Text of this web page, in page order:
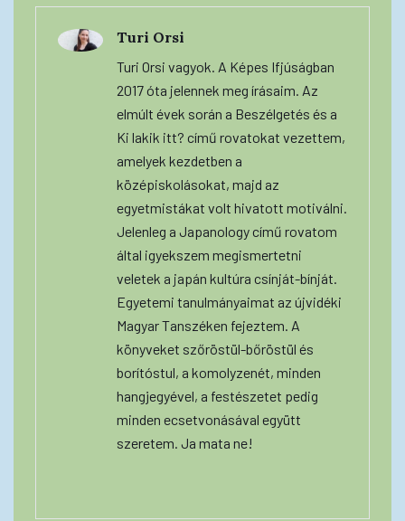
Turi Orsi
Turi Orsi vagyok. A Képes Ifjúságban
2017 óta jelennek meg írásaim. Az
elmúlt évek során a Beszélgetés és a
Ki lakik itt? című rovatokat vezettem,
amelyek kezdetben a
középiskolásokat, majd az
egyetmistákat volt hivatott motiválni.
Jelenleg a Japanology című rovatom
által igyekszem megismertetni
veletek a japán kultúra csínját-bínját.
Egyetemi tanulmányaimat az újvidéki
Magyar Tanszéken fejeztem. A
könyveket szőröstül-bőröstül és
borítóstul, a komolyzenét, minden
hangjegyével, a festészetet pedig
minden ecsetvonásával együtt
szeretem. Ja mata ne!